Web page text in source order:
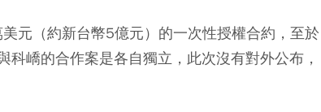
元（約新台幣5億元）的一次性授權合約，至於
嶠的合作案是各自獨立，此次沒有對外公布，